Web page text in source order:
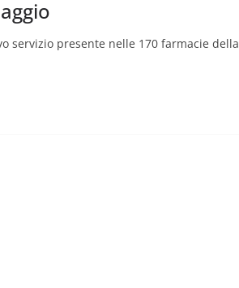
servizio presente nelle 170 farmacie della